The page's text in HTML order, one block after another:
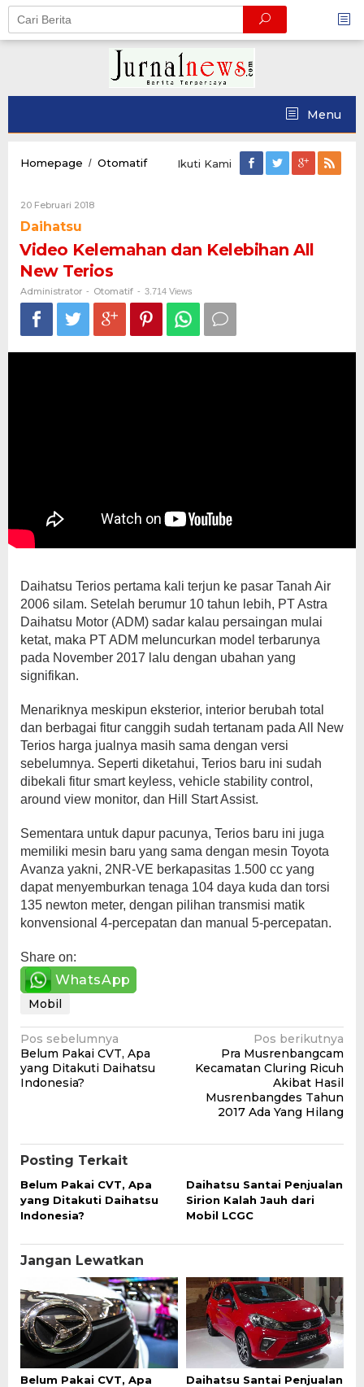
Skip
content
Menu
Homepage / OtomatifVideo
Terios
Ikuti Kami
20 Februari 2018Oleh
Daihatsu
Video Kelemahan dan Kelebihan All
New Terios
Administrator - Otomatif - 3.714 Views
Daihatsu Terios pertama kali terjun ke pasar Tanah Air
2006 silam. Setelah berumur 10 tahun lebih, PT Astra
Daihatsu Motor (ADM) sadar kalau persaingan mulai
ketat, maka PT ADM meluncurkan model terbarunya
pada November 2017 lalu dengan ubahan yang
signifikan.
Menariknya meskipun eksterior, interior berubah total
dan berbagai fitur canggih sudah tertanam pada All New
Terios harga jualnya masih sama dengan versi
sebelumnya. Seperti diketahui, Terios baru ini sudah
dibekali fitur smart keyless, vehicle stability control,
around view monitor, dan Hill Start Assist.
Sementara untuk dapur pacunya, Terios baru ini juga
memiliki mesin baru yang sama dengan mesin Toyota
Avanza yakni, 2NR-VE berkapasitas 1.500 cc yang
dapat menyemburkan tenaga 104 daya kuda dan torsi
135 newton meter, dengan pilihan transmisi matik
konvensional 4-percepatan dan manual 5-percepatan.
Share on:
WhatsApp
Mobil
Navigasi
pos
Pos sebelumnya
Belum Pakai CVT, Apa
yang Ditakuti Daihatsu
Indonesia?
Pos berikutnya
Pra Musrenbangcam
Kecamatan Cluring Ricuh
Akibat Hasil
Musrenbangdes Tahun
2017 Ada Yang Hilang
Posting Terkait
Belum Pakai CVT, Apa
yang Ditakuti Daihatsu
Indonesia?
Daihatsu Santai Penjualan
Sirion Kalah Jauh dari
Mobil LCGC
Jangan Lewatkan
Belum Pakai CVT, Apa
Daihatsu Santai Penjualan